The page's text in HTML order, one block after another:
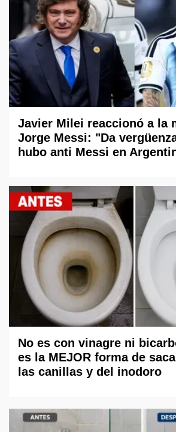
Javier Milei reaccionó a la
Jorge Messi: "Da
hubo anti Messi en
No es con vinagre ni
es la MEJOR forma de
las canillas y del inodoro